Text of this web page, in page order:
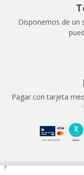
Disponemos de un
Pagar con tarjeta